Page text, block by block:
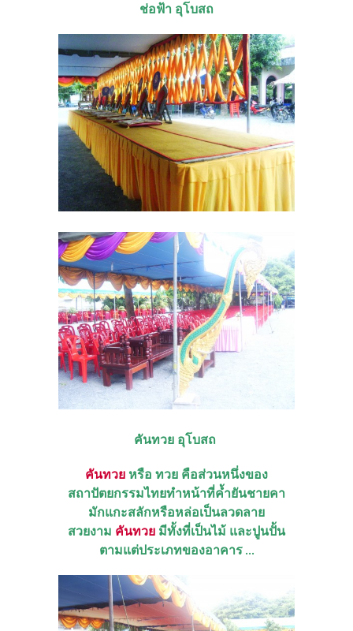
ช่อฟ้า อุโบสถ
คันทวย อุโบสถ
คันทวย หรือ ทวย คือส่วนหนึ่งของ
สถาปัตยกรรมไทยทำหน้าที่ค้ำยันชายคา
มักแกะสลักหรือหล่อเป็นลวดลาย
สวยงาม คันทวย มีทั้งที่เป็นไม้ และปูนปั้น
ตามแต่ประเภทของอาคาร ...